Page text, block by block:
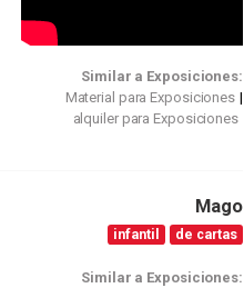
Similar a Exposiciones:
Material para Exposiciones
alquiler para Exposiciones
Mago
infantil de cartas
Similar a Exposiciones: